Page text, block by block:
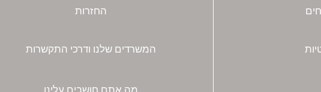
החזרות
המשרדים שלנו ודרכי התקשרות